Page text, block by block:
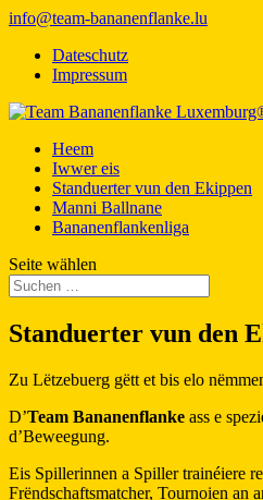
info@team-bananenflanke.lu
Dateschutz
Impressum
Heem
Iwwer eis
Standuerter vun den Ekippen
Manni Ballnane
Bananenflankenliga
Seite wählen
Standuerter vun den
Zu Lëtzebuerg gëtt et bis elo
D’Team Bananenflanke ass e
d’Beweegung.
Eis Spillerinnen a Spiller trainéiere
Frëndschaftsmatcher, Tournoien an